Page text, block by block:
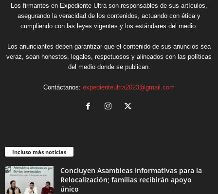
Los firmantes en Expediente Ultra son responsables de sus artículos,
asegurando la veracidad de los contenidos, actuando con ética y
cumpliendo con las leyes vigentes y los estándares del medio.
Los anunciantes deben garantizar que el contenido de sus anuncios sea
veraz, sean honestos, legales, respetuosos y alineados con las políticas
del medio donde se publican.
Contáctanos: expedienteultra2023@gmail.com
Incluso más noticias
Concluyen Asambleas Informativas para la
Relocalización; familias recibirán apoyo
único